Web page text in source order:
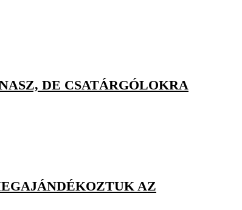
DE CSATÁRGÓLOKRA
AZ